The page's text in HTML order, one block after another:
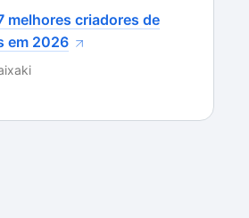
por ser uma versão Beta.
melhores criadores de
em 2026